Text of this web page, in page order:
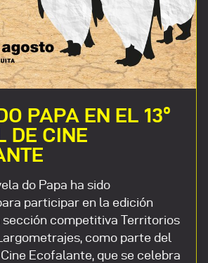
PAPA EN EL 13º
DE CINE
do Papa ha sido
participar en la edición
sección competitiva Territorios
como parte del
Ecofalante, que se celebra